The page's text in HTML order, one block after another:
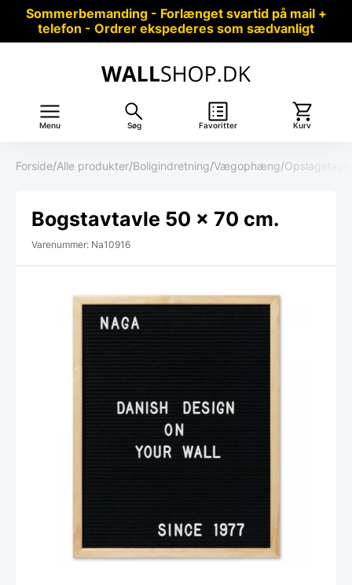
Sommerbemanding - Forlænget svartid på mail +
telefon - Ordrer ekspederes som sædvanligt
Menu Søg Favoritter Kurv
Forside/Alle produkter/Boligindretning/Vægophæng/
Bogstavtavle 50 x 70 cm.
Varenummer: Na10916